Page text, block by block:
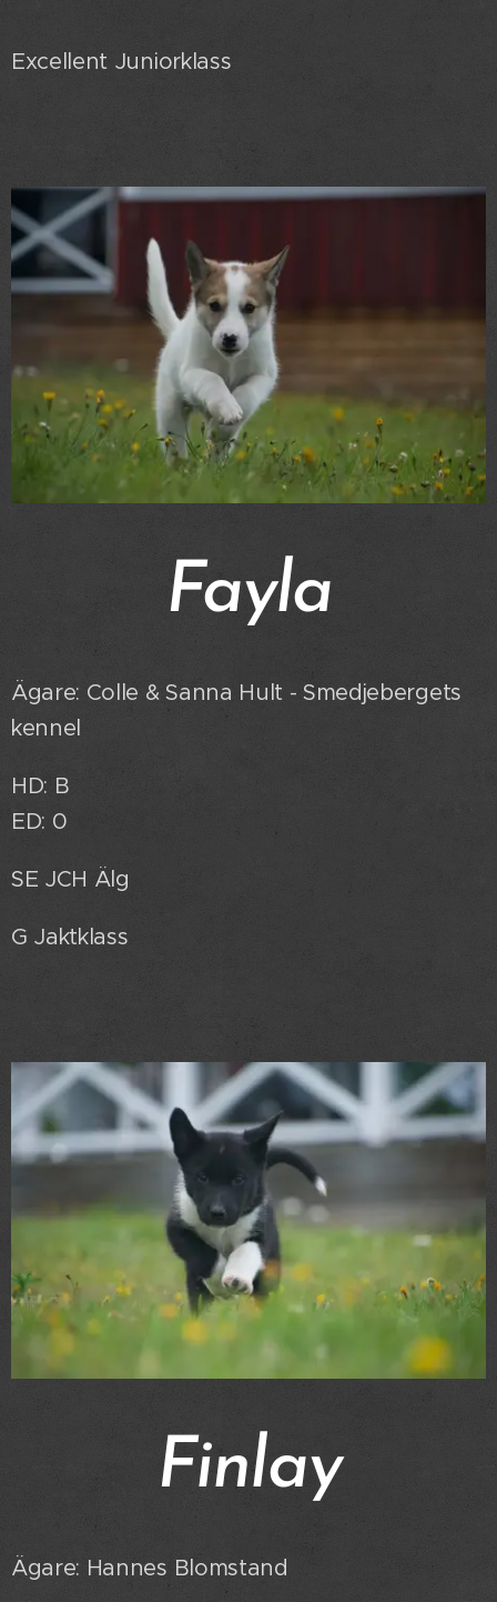
Excellent Juniorklass
Fayla
Ägare: Colle & Sanna Hult - Smedjebergets
kennel
HD: B
ED: 0
SE JCH Älg
G Jaktklass
Finlay
Ägare: Hannes Blomstand